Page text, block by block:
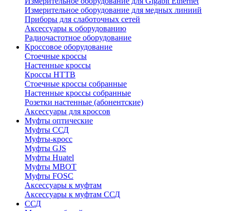
Измерительное оборудование для медных линиий
Приборы для слаботочных сетей
Аксессуары к оборудованию
Радиочастотное оборудование
Кроссовое оборудование
Стоечные кроссы
Настенные кроссы
Кроссы HTTB
Стоечные кроссы собранные
Настенные кроссы собранные
Розетки настенные (абонентские)
Аксессуары для кроссов
Муфты оптические
Муфты ССД
Муфты-кросс
Муфты GJS
Муфты Huatel
Муфты МВОТ
Муфты FOSC
Аксессуары к муфтам
Аксессуары к муфтам ССД
ССД